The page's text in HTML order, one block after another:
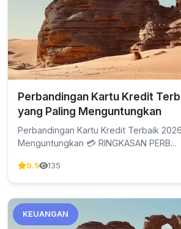
Perbandingan Kartu Kredit
yang Paling Menguntungkan
Perbandingan Kartu Kredit Terbaik
Menguntungkan 💳 RINGKASAN PERB...
9.5 135
KEUANGAN